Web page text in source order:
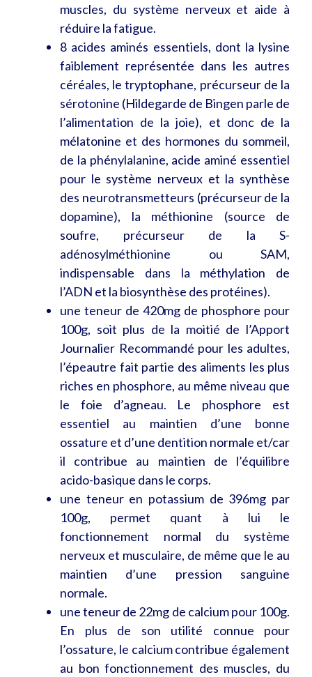
muscles, du système nerveux et aide à
réduire la fatigue.
8 acides aminés essentiels, dont la lysine
faiblement représentée dans les autres
céréales, le tryptophane, précurseur de la
sérotonine (Hildegarde de Bingen parle de
l’alimentation de la joie), et donc de la
mélatonine et des hormones du sommeil,
de la phénylalanine, acide aminé essentiel
pour le système nerveux et la synthèse
des neurotransmetteurs (précurseur de la
dopamine), la méthionine (source de
soufre, précurseur de la S-
adénosylméthionine ou SAM,
indispensable dans la méthylation de
l’ADN et la biosynthèse des protéines).
une teneur de 420mg de phosphore pour
100g, soit plus de la moitié de l’Apport
Journalier Recommandé pour les adultes,
l’épeautre fait partie des aliments les plus
riches en phosphore, au même niveau que
le foie d’agneau. Le phosphore est
essentiel au maintien d’une bonne
ossature et d’une dentition normale et/car
il contribue au maintien de l’équilibre
acido-basique dans le corps.
une teneur en potassium de 396mg par
100g, permet quant à lui le
fonctionnement normal du système
nerveux et musculaire, de même que le au
maintien d’une pression sanguine
normale.
une teneur de 22mg de calcium pour 100g.
En plus de son utilité connue pour
l’ossature, le calcium contribue également
au bon fonctionnement des muscles, du